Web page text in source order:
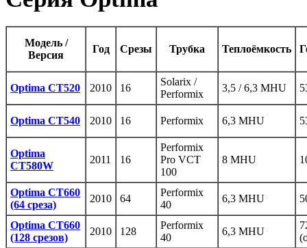
Модель /
Версия
Год Срезы Трубка Теплоёмкость
Optima CT520 2010 16
Solarix /
Performix
3,5 / 6,3 MHU
Optima CT540 2010 16 Performix 6,3 MHU
Optima
CT580W
2011 16
Performix
Pro VCT
100
8 MHU
Optima CT660
(64 среза)
2010 64
Performix
40
6,3 MHU
Optima CT660
(128 срезов)
2010 128
Performix
40
6,3 MHU